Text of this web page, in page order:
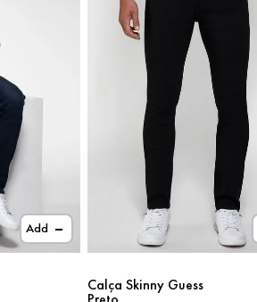
Add
Calça Skinny Guess